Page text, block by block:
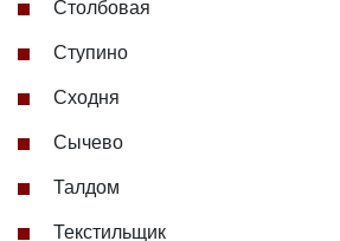
Столбовая
Ступино
Сходня
Сычево
Талдом
Текстильщик